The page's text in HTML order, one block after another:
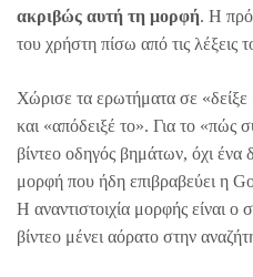
ακριβώς αυτή τη μορφή. Η
του χρήστη πίσω από τις λέξεις
Χώρισε τα ερωτήματα σε
και «απόδειξέ το». Για το «πώς
βίντεο οδηγός βημάτων, όχι ένα
μορφή που ήδη επιβραβεύει η
Η αναντιστοιχία μορφής είναι
βίντεο μένει αόρατο στην